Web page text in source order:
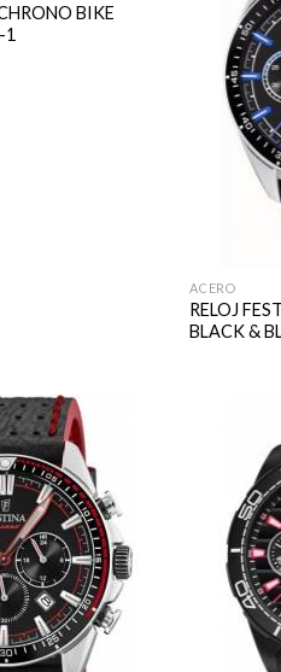
BIKE
1
ACERO
RELOJ
BLACK &